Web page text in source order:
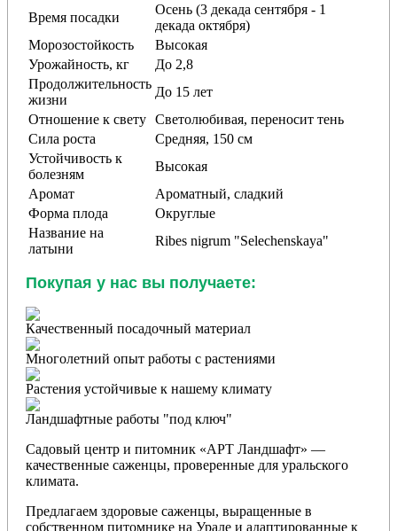
Время посадки
Осень (3 декада сентября - 1
декада октября)
Морозостойкость
Высокая
Урожайность, кг
До 2,8
Продолжительность
жизни
До 15 лет
Отношение к свету Светолюбивая, переносит тень
Сила роста
Средняя, 150 см
Устойчивость к
болезням
Высокая
Аромат
Ароматный, сладкий
Форма плода
Округлые
Название на
латыни
Ribes nigrum "Selechenskaya"
Покупая у нас вы получаете:
Качественный посадочный материал
Многолетний опыт работы с растениями
Растения устойчивые к нашему климату
Ландшафтные работы "под ключ"
Садовый центр и питомник «АРТ Ландшафт» —
качественные саженцы, проверенные для уральского
климата.
Предлагаем здоровые саженцы, выращенные в
собственном питомнике на Урале и адаптированные к